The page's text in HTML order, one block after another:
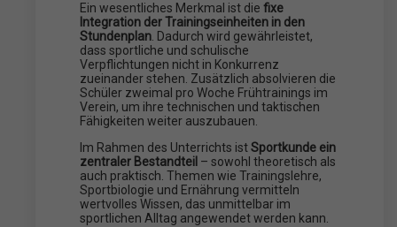
Ein wesentliches Merkmal ist die fixe
Integration der Trainingseinheiten in den
Stundenplan . Dadurch wird gewährleistet,
dass sportliche und schulische
Verpflichtungen nicht in Konkurrenz
zueinander stehen. Zusätzlich absolvieren die
Schüler zweimal pro Woche Frühtrainings im
Verein, um ihre technischen und taktischen
Fähigkeiten weiter auszubauen.
Im Rahmen des Unterrichts istSportkunde ein
zentraler Bestandteil – sowohl theoretisch als
auch praktisch. Themen wie Trainingslehre,
Sportbiologie und Ernährung vermitteln
wertvolles Wissen, das unmittelbar im
sportlichen Alltag angewendet werden kann.